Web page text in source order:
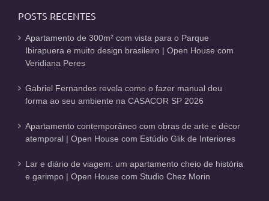
POSTS RECENTES
Apartamento de 300m² com vista para o Parque
Ibirapuera e muito design brasileiro | Open House com
Veridiana Peres
Gabriel Fernandes revela como o fazer manual deu
forma ao seu ambiente na CASACOR SP 2026
Apartamento contemporâneo com obras de arte e décor
atemporal | Open House com Estúdio Glik de Interiores
Lar e diário de viagem: um apartamento cheio de história
e garimpo | Open House com Studio Chez Morin